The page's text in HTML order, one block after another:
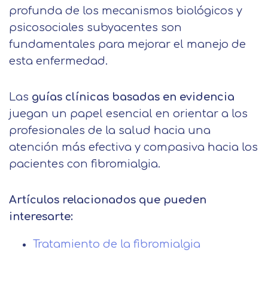
profunda de los mecanismos biológicos y
psicosociales subyacentes son
fundamentales para mejorar el manejo de
esta enfermedad.
Las guías clínicas basadas en evidencia
juegan un papel esencial en orientar a los
profesionales de la salud hacia una
atención más efectiva y compasiva hacia los
pacientes con fibromialgia.
Artículos relacionados que pueden
interesarte:
Tratamiento de la fibromialgia